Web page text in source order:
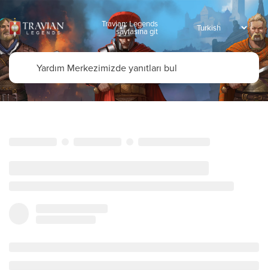
Travian: Legends
sayfasına git